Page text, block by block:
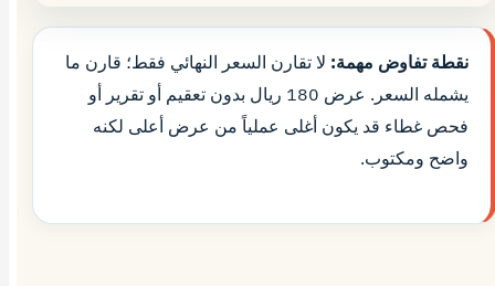
نقطة تفاوض مهمة: لا تقارن السعر النهائي فقط؛ قارن ما
يشمله السعر. عرض 180 ريال بدون تعقيم أو تقرير أو
فحص غطاء قد يكون أغلى عملياً من عرض أعلى لكنه
واضح ومكتوب.